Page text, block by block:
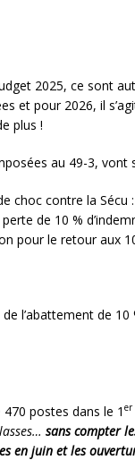
2025, ce sont
et pour 2026, il
plus !
au 49-3, vont
choc contre la Sécu
de 10 %
pour le retour aux
l’abattement de
postes dans le 1 er
… sans compter
en juin et les